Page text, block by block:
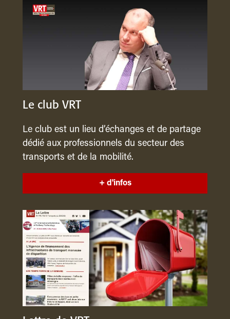
Le club VRT
Le club est un lieu d’échanges et de partage
dédié aux professionnels du secteur des
transports et de la mobilité.
+ d'infos